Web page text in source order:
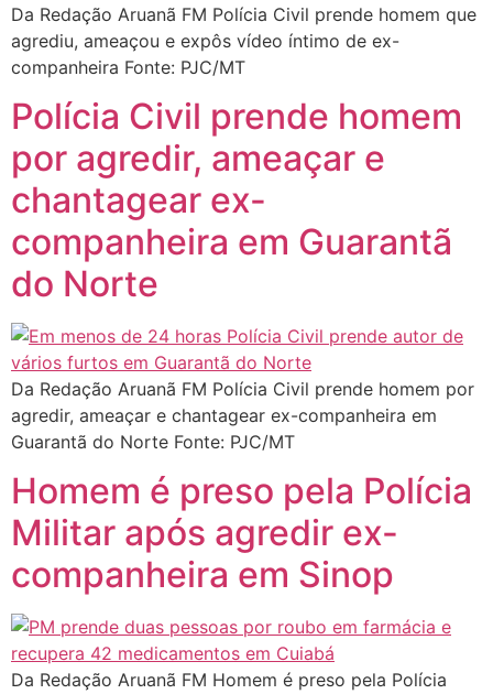
Da Redação Aruanã FM Polícia Civil prende homem que
agrediu, ameaçou e expôs vídeo íntimo de ex-
companheira Fonte: PJC/MT
Polícia Civil prende homem
por agredir, ameaçar e
chantagear ex-
companheira em Guarantã
do Norte
Da Redação Aruanã FM Polícia Civil prende homem por
agredir, ameaçar e chantagear ex-companheira em
Guarantã do Norte Fonte: PJC/MT
Homem é preso pela Polícia
Militar após agredir ex-
companheira em Sinop
Da Redação Aruanã FM Homem é preso pela Polícia